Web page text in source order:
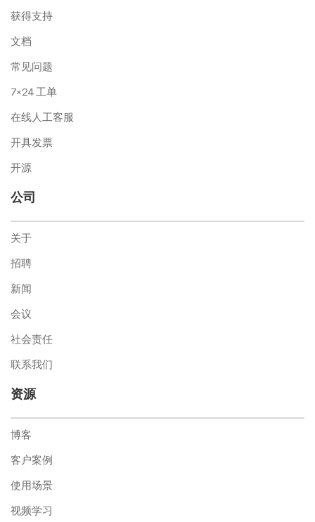
获得支持
文档
常见问题
7×24 工单
在线人工客服
开具发票
开源
公司
关于
招聘
新闻
会议
社会责任
联系我们
资源
博客
客户案例
使用场景
视频学习